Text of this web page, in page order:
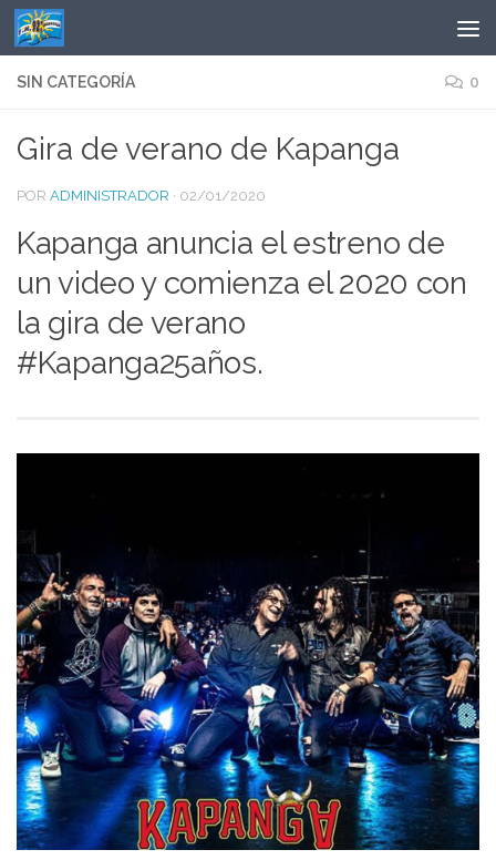
Saltar al contenido
SIN CATEGORÍA 0
Gira de verano de Kapanga
POR ADMINISTRADOR · 02/01/2020
Kapanga anuncia el estreno de
un video y comienza el 2020 con
la gira de verano
#Kapanga25años.